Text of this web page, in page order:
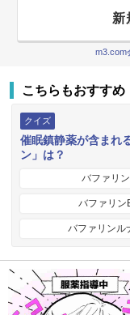
新
m3.com
こちらもおすすめ
クイズ
催眠鎮静薬が含まれ
ン」は？
バファリ
バファリン
バファリンル